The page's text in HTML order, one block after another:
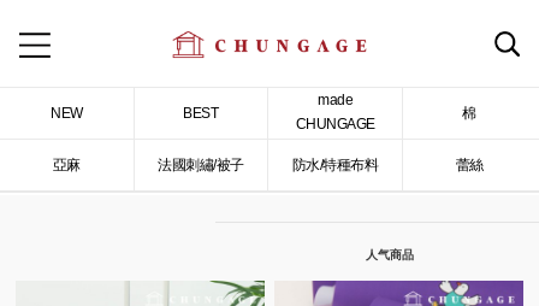
NEW BEST
made
CHUNGAGE
棉
亞麻 法國刺繡/被子 防水/特種布料 蕾絲
人气商品